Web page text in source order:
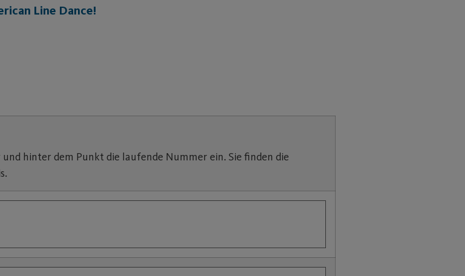
Line Dance!
hinter dem Punkt die laufende Nummer ein. Sie finden die